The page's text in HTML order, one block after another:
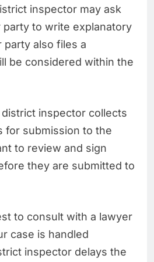
inspector may ask
to write explanatory
also files a
be considered within the
district inspector collects
for submission to the
to review and sign
they are submitted to
to consult with a lawyer
case is handled
inspector delays the